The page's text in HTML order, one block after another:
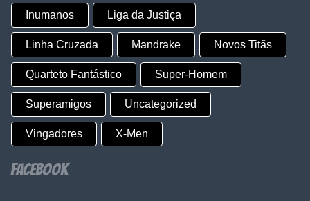
Inumanos Liga da Justiça
Linha Cruzada Mandrake Novos Titãs
Quarteto Fantástico Super-Homem
Superamigos Uncategorized
Vingadores X-Men
Facebook